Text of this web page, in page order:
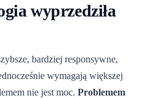
wyprzedziła
bardziej responsywne,
wymagają większej
nie jest moc. Problemem